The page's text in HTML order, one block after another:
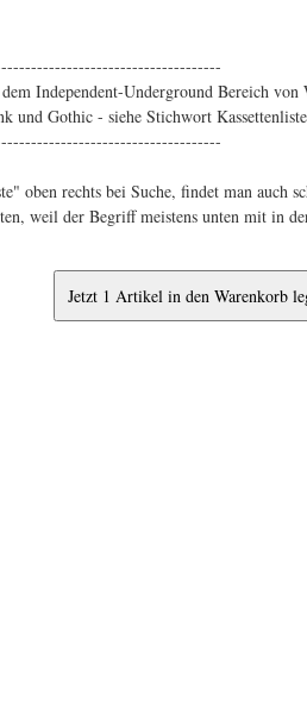
Independent-Underground Bereich von
und Gothic - siehe Stichwort
oben rechts bei Suche, findet man auch
weil der Begriff meistens unten mit in